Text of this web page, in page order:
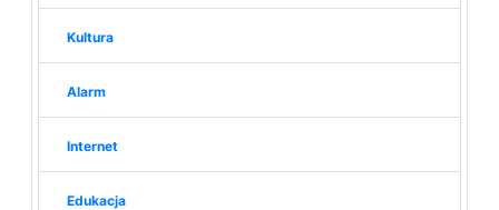
Kultura
Alarm
Internet
Edukacja